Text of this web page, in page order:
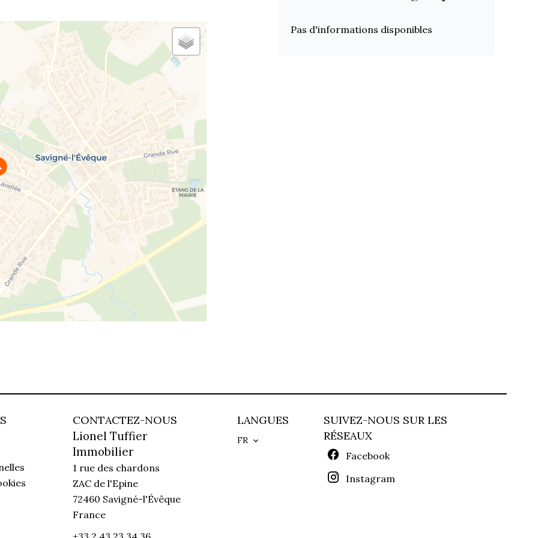
Pas d'informations disponibles
CONTACTEZ-NOUS
Lionel Tuffier
Immobilier
1 rue des chardons
ZAC de l'Epine
72460 Savigné-l'Évêque
France
LANGUES
FR
SUIVEZ-NOUS SUR LES
RÉSEAUX
Facebook
Instagram